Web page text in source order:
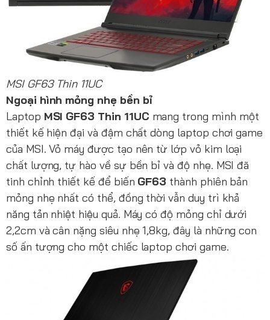
MSI GF63 Thin 11UC
Ngoại hình mỏng nhẹ bền bỉ
Laptop MSI GF63 Thin 11UC mang trong mình một
thiết kế hiện đại và đậm chất dòng laptop chơi game
của MSI. Vỏ máy được tạo nên từ lớp vỏ kim loại
chất lượng, tự hào về sự bền bỉ và độ nhẹ. MSI đã
tinh chỉnh thiết kế để biến GF63 thành phiên bản
mỏng nhẹ nhất có thể, đồng thời vẫn duy trì khả
năng tản nhiệt hiệu quả. Máy có độ mỏng chỉ dưới
2,2cm và cân nặng siêu nhẹ 1,8kg, đây là những con
số ấn tượng cho một chiếc laptop chơi game.